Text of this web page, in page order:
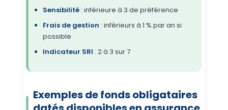
Sensibilité : inférieure à 3 de préférence
Frais de gestion : inférieurs à 1 % par an si
possible
Indicateur SRI : 2 à 3 sur 7
Exemples de fonds obligataires